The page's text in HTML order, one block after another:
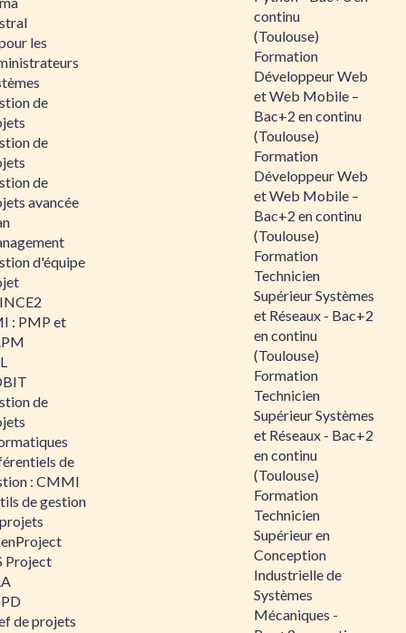
les
de
de
de
avancée
d'équipe
: PMP et
de
de
: CMMI
de gestion
Project
de projets
continu
(Toulouse)
Formation
Développeur Web
et Web Mobile –
Bac+2 en continu
(Toulouse)
Formation
Développeur Web
et Web Mobile –
Bac+2 en continu
(Toulouse)
Formation
Technicien
Supérieur Systèmes
et Réseaux - Bac+2
en continu
(Toulouse)
Formation
Technicien
Supérieur Systèmes
et Réseaux - Bac+2
en continu
(Toulouse)
Formation
Technicien
Supérieur en
Conception
Industrielle de
Systèmes
Mécaniques -